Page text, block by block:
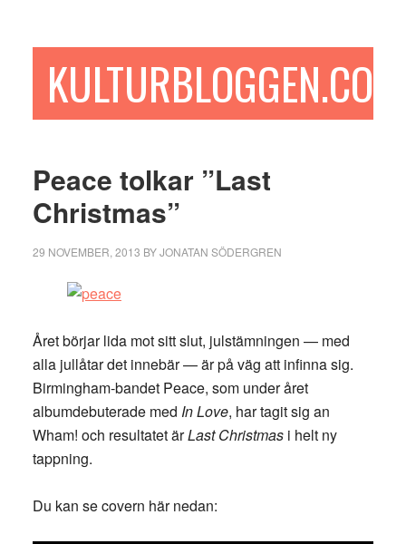
sidofältetKULTURBLOGGEN.COM
Peace tolkar ”Last
Christmas”
29 NOVEMBER, 2013 BYJONATAN SÖDERGREN
Året börjar lida mot sitt slut, julstämningen — med
alla jullåtar det innebär — är på väg att infinna sig.
Birmingham-bandet Peace, som under året
albumdebuterade med In Love, har tagit sig an
Wham! och resultatet ärLast Christmasi helt ny
tappning.
Du kan se covern här nedan: